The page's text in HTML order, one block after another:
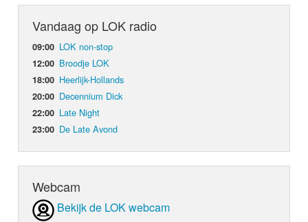
Vandaag op LOK radio
09:00 LOK non-stop
12:00 Broodje LOK
18:00 Heerlijk-Hollands
20:00 Decennium Dick
22:00 Late Night
23:00 De Late Avond
Webcam
Bekijk de LOK webcam